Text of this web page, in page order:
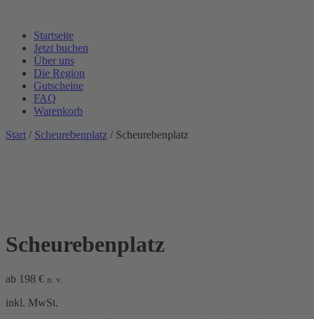
Startseite
Jetzt buchen
Über uns
Die Region
Gutscheine
FAQ
Warenkorb
Start / Scheurebenplatz / Scheurebenplatz
Scheurebenplatz
ab 198 € n. v.
inkl. MwSt.